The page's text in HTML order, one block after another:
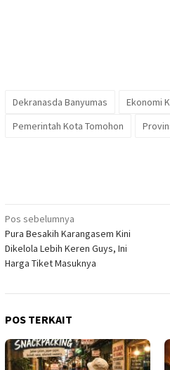
Dekranasda Banyumas Ekonomi
Pemerintah Kota Tomohon
Navigasi
pos
Pos sebelumnya
Pura Besakih Karangasem Kini
Dikelola Lebih Keren Guys, Ini
Harga Tiket Masuknya
POS TERKAIT